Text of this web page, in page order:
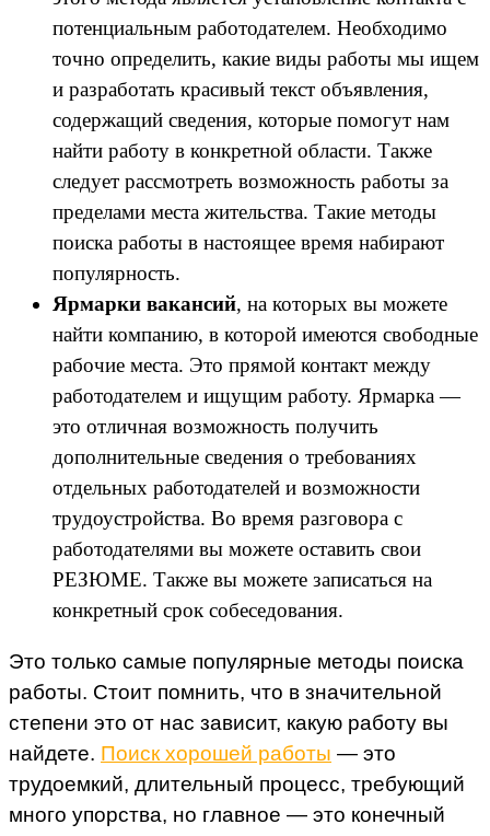
потенциальным работодателем. Необходимо
точно определить, какие виды работы мы ищем
и разработать красивый текст объявления,
содержащий сведения, которые помогут нам
найти работу в конкретной области. Также
следует рассмотреть возможность работы за
пределами места жительства. Такие методы
поиска работы в настоящее время набирают
популярность.
Ярмарки вакансий, на которых вы можете
найти компанию, в которой имеются свободные
рабочие места. Это прямой контакт между
работодателем и ищущим работу. Ярмарка —
это отличная возможность получить
дополнительные сведения о требованиях
отдельных работодателей и возможности
трудоустройства. Во время разговора с
работодателями вы можете оставить свои
РЕЗЮМЕ. Также вы можете записаться на
конкретный срок собеседования.
Это только самые популярные методы поиска
работы. Стоит помнить, что в значительной
степени это от нас зависит, какую работу вы
найдете. Поиск хорошей работы — это
трудоемкий, длительный процесс, требующий
много упорства, но главное — это конечный